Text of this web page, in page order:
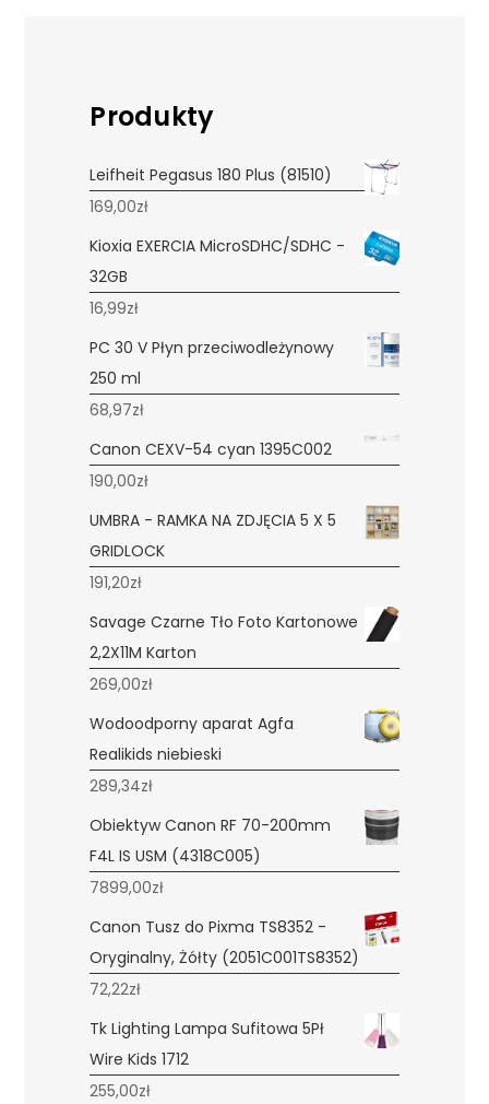
Produkty
Leifheit Pegasus 180 Plus (81510)
169,00zł
Kioxia EXERCIA MicroSDHC/SDHC -
32GB
16,99zł
PC 30 V Płyn przeciwodleżynowy
250 ml
68,97zł
Canon CEXV-54 cyan 1395C002
190,00zł
UMBRA - RAMKA NA ZDJĘCIA 5 X 5
GRIDLOCK
191,20zł
Savage Czarne Tło Foto Kartonowe
2,2X11M Karton
269,00zł
Wodoodporny aparat Agfa
Realikids niebieski
289,34zł
Obiektyw Canon RF 70-200mm
F4L IS USM (4318C005)
7899,00zł
Canon Tusz do Pixma TS8352 -
Oryginalny, Żółty (2051C001TS8352)
72,22zł
Tk Lighting Lampa Sufitowa 5Pł
Wire Kids 1712
255,00zł